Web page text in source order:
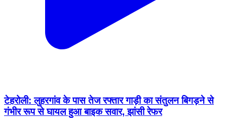
टेहरोली: लुहरगांव के पास तेज रफ्तार गाड़ी का संतुलन बिगड़ने से
गंभीर रूप से घायल हुआ बाइक सवार, झांसी रेफर